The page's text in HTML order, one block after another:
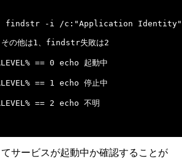
findstr -i /c:"Application
の他は1、findstr失敗は2
== 0 echo 起動中
== 1 echo 停止中
== 2 echo 不明
サービスが起動中か確認することが